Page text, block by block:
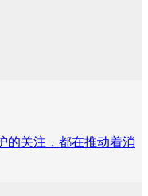
的关注，都在推动着消